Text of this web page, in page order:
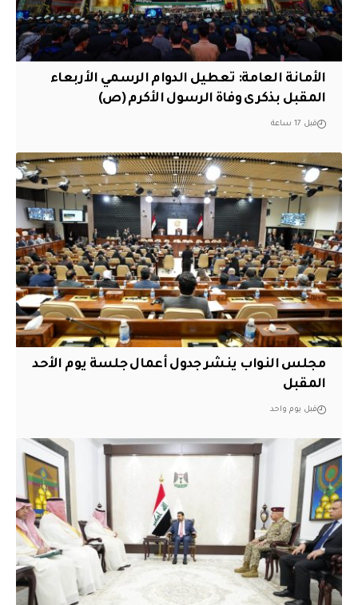
الأمانة العامة: تعطيل الدوام الرسمي الأربعاء
المقبل بذكرى وفاة الرسول الأكرم (ص)
قبل 17 ساعة
مجلس النواب ينشر جدول أعمال جلسة يوم الأحد
المقبل
قبل يوم واحد